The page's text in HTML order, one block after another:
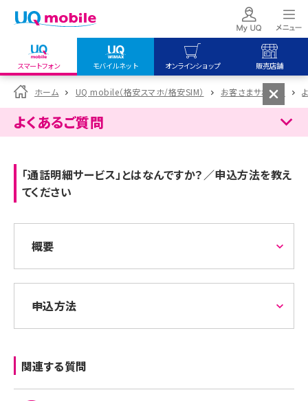
スマートフォン モバイルネット オンラインショップ 販売店舗
my UQ WiMAX
UQ WiMAX ご契約の方
My UQ mobile
UQ mobile
データチャージサイト
UQ mobile
オンラインショップ
UQ WiMAX
UQ mobile
販売店舗
UQ WiMAX
ホーム UQ mobile（格安スマホ/格安SIM） お客さまサポート
よくあるご質問
「通話明細サービス」とはなんですか？／申込方法を教え
てください
概要
申込方法
関連する質問